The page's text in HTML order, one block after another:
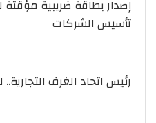
تأسيس الشركات
رئيس اتحاد الغرف التجارية..